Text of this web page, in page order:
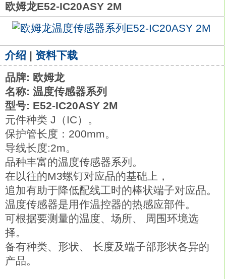
欧姆龙E52-IC20ASY 2M
介绍 | 资料下载
品牌: 欧姆龙
名称: 温度传感器系列
型号: E52-IC20ASY 2M
元件种类 J（IC）。
保护管长度：200mm。
导线长度:2m。
品种丰富的温度传感器系列。
在以往的M3螺钉对应品的基础上，
追加有助于降低配线工时的棒状端子对应品。
温度传感器是用作温控器的热感应部件。
可根据要测量的温度、场所、 周围环境选
择。
备有种类、形状、 长度及端子部形状各异的
产品。